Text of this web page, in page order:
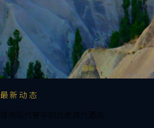
最新动态
提供现代奢华的古老洞穴酒店